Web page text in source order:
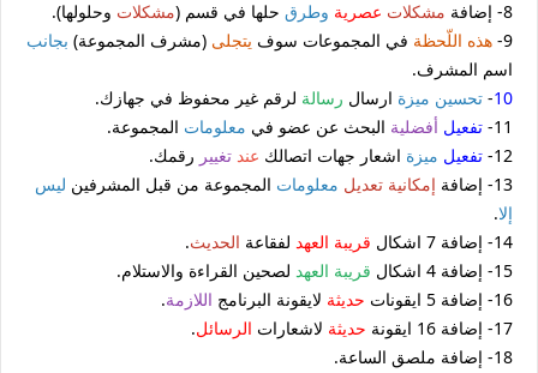
8- إضافة مشكلات عصرية وطرق حلها في قسم (مشكلات وحلولها).
9- هذه اللّحظة في المجموعات سوف يتجلى (مشرف المجموعة) بجانب
اسم المشرف.
10
- تحسين ميزة ارسال رسالة لرقم غير محفوظ في جهازك.
11- تفعيل أفضلية البحث عن عضو في معلومات المجموعة.
12- تفعيل ميزة اشعار جهات اتصالك عند تغيير رقمك.
13- إضافة
إمكانية تعديل معلومات المجموعة من قبل المشرفين ليس
إلا.
14- إضافة 7 اشكال
قريبة العهد لفقاعة الحديث.
15- إضافة 4 اشكال
قريبة العهد لصحين القراءة والاستلام.
16- إضافة 5 ايقونات
حديثة لايقونة البرنامج اللازمة.
17- إضافة 16 ايقونة
حديثة لاشعارات الرسائل.
18- إضافة ملصق الساعة.